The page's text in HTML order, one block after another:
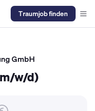
Traumjob finden
GmbH
w/d)